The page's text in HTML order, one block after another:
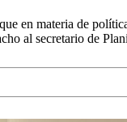
en materia de
al secretario de